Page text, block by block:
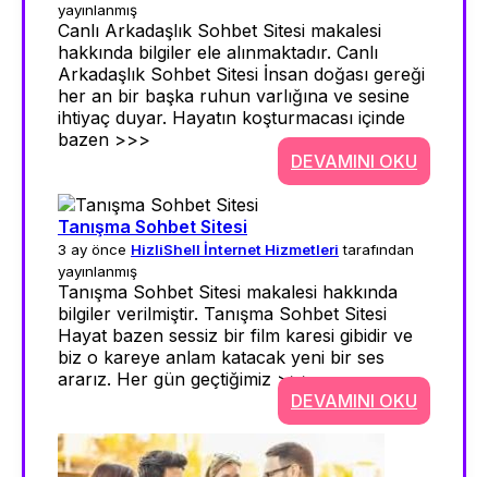
yayınlanmış
Canlı Arkadaşlık Sohbet Sitesi makalesi
hakkında bilgiler ele alınmaktadır. Canlı
Arkadaşlık Sohbet Sitesi İnsan doğası gereği
her an bir başka ruhun varlığına ve sesine
ihtiyaç duyar. Hayatın koşturmacası içinde
bazen >>>
DEVAMINI OKU
Tanışma Sohbet Sitesi
3 ay önce HizliShell İnternet Hizmetleri tarafından
yayınlanmış
Tanışma Sohbet Sitesi makalesi hakkında
bilgiler verilmiştir. Tanışma Sohbet Sitesi
Hayat bazen sessiz bir film karesi gibidir ve
biz o kareye anlam katacak yeni bir ses
ararız. Her gün geçtiğimiz >>>
DEVAMINI OKU